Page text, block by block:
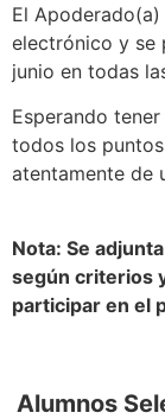
El
electrónico y se
junio en todas
Esperando
todos los
atentamente de
Nota: Se
según criterios
participar en el
Alumnos